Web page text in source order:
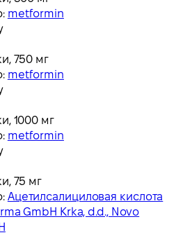
metformin
750 мг
metformin
1000 мг
metformin
75 мг
Ацетилсалициловая кислота
GmbH Krka, d.d., Novo